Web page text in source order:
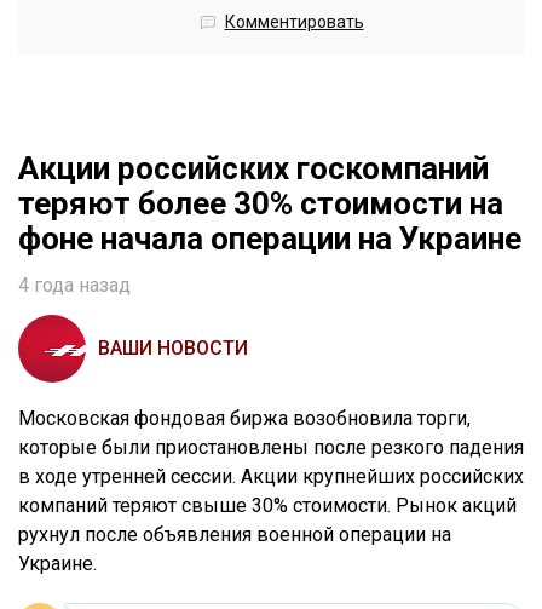
Комментировать
Акции российских госкомпаний
теряют более 30% стоимости на
фоне начала операции на Украине
4 года назад
ВАШИ НОВОСТИ
Московская фондовая биржа возобновила торги,
которые были приостановлены после резкого падения
в ходе утренней сессии. Акции крупнейших российских
компаний теряют свыше 30% стоимости. Рынок акций
рухнул после объявления военной операции на
Украине.